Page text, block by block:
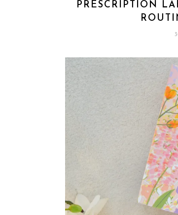
PRESCRIPTION